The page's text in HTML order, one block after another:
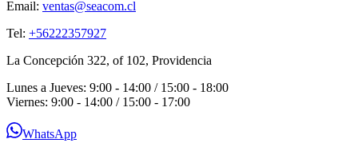
Email: ventas@seacom.cl
Tel: +56222357927
La Concepción 322, of 102, Providencia
Lunes a Jueves: 9:00 - 14:00 / 15:00 - 18:00
Viernes: 9:00 - 14:00 / 15:00 - 17:00
WhatsApp